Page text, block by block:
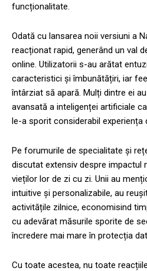
funcționalitate.
Odată cu lansarea noii versiuni a
reacționat rapid, generând un val
online. Utilizatorii s-au arătat
caracteristici și îmbunătățiri, iar
întârziat să apară. Mulți dintre ei
avansată a inteligenței artificiale
le-a sporit considerabil experiența
Pe forumurile de specialitate și
discutat extensiv despre impactul
vieților lor de zi cu zi. Unii au
intuitive și personalizabile, au
activitățile zilnice, economisind
cu adevărat măsurile sporite de
încredere mai mare în protecția
Cu toate acestea, nu toate